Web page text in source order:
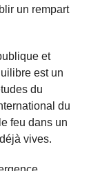
un rempart
et
est un
du
du
feu dans un
vives.